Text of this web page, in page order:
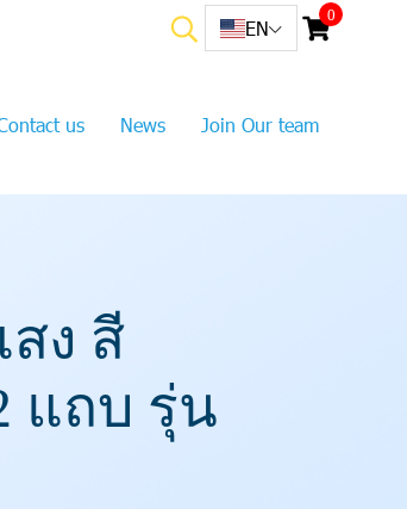
EN
0
us News Join Our team
ง สี
แถบ รุ่น